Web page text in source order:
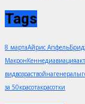
Tags
8 мартаАйрис Апфель
МакронКеннедиавиация
видвозраствойнагенералы
за 50красотакрасотки